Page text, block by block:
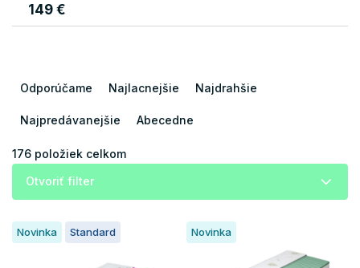
149 €
i
o
d
Odporúčame Najlacnejšie Najdrahšie
Najpredávanejšie Abecedne
176 položiek celkom
Otvoriť filter
V
ýNovinka Standard Novinka